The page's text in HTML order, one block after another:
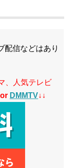
配信などはあり
、人気テレビ
or DMMTV↓↓